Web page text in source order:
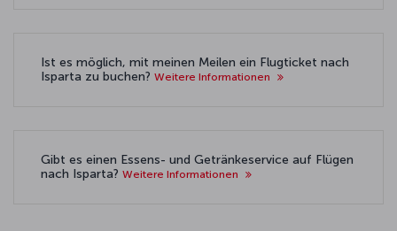
Ist es möglich, mit meinen Meilen ein Flugticket nach
Isparta zu buchen? Weitere Informationen
Gibt es einen Essens- und Getränkeservice auf Flügen
nach Isparta? Weitere Informationen